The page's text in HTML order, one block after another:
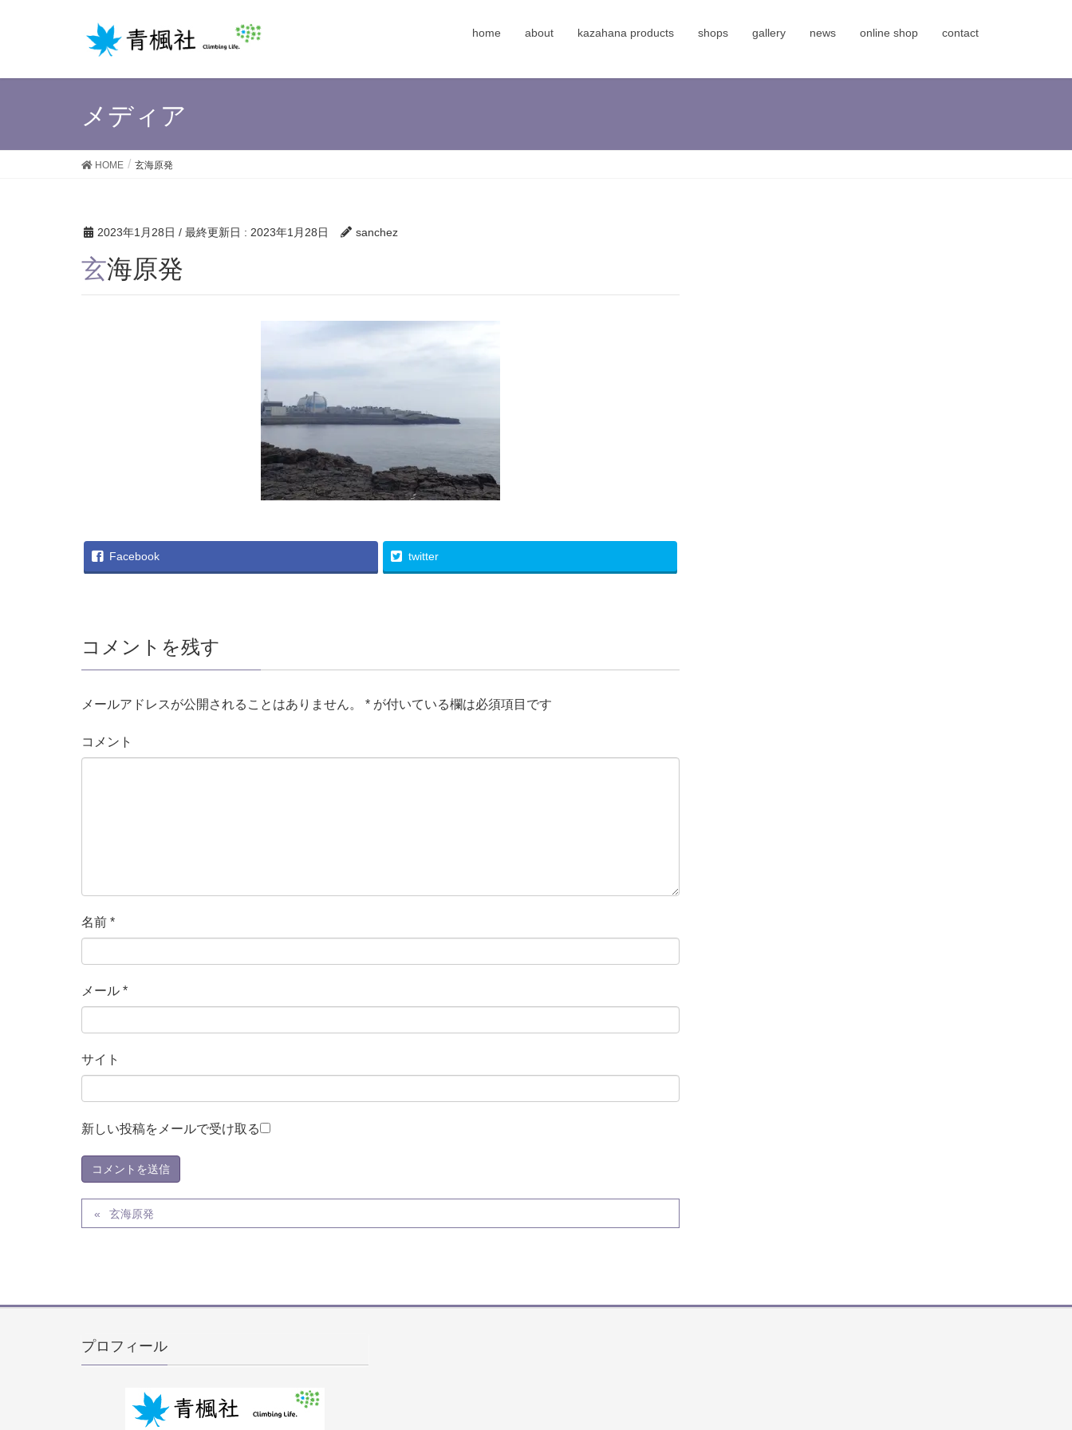
home about kazahana products shops gallery news online shop contact
メディア
HOME 玄海原発
2023年1月28日 / 最終更新日 : 2023年1月28日 sanchez
玄海原発
Facebook twitter
コメントを残す
メールアドレスが公開されることはありません。 * が付いている欄は必須項目です
コメント
名前 *
メール *
サイト
新しい投稿をメールで受け取る
玄海原発
プロフィール